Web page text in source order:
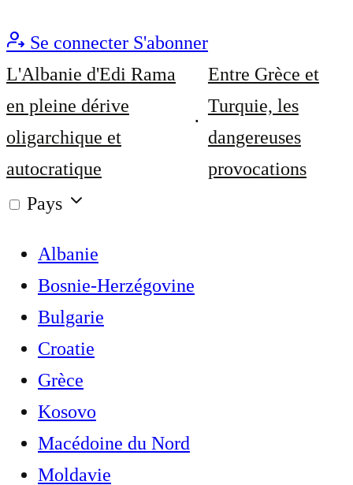
Se connecter S'abonner
L'Albanie d'Edi Rama
en pleine dérive
oligarchique et
autocratique
Entre Grèce et
Turquie, les
dangereuses
provocations
Pays
Albanie
Bosnie-Herzégovine
Bulgarie
Croatie
Grèce
Kosovo
Macédoine du Nord
Moldavie